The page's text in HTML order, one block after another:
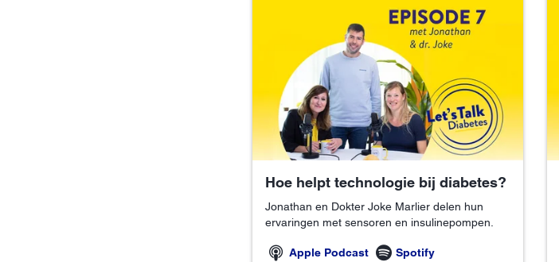
Hoe helpt technologie bij diabetes?
Jonathan en Dokter Joke Marlier delen hun
ervaringen met sensoren en insulinepompen.
Apple Podcast Spotify